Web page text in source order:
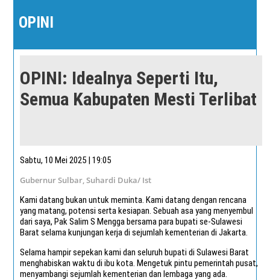
OPINI
OPINI: Idealnya Seperti Itu,
Semua Kabupaten Mesti Terlibat
Sabtu, 10 Mei 2025 | 19:05
Gubernur Sulbar, Suhardi Duka/ Ist
Kami datang bukan untuk meminta. Kami datang dengan rencana
yang matang, potensi serta kesiapan. Sebuah asa yang menyembul
dari saya, Pak Salim S Mengga bersama para bupati se-Sulawesi
Barat selama kunjungan kerja di sejumlah kementerian di Jakarta.
Selama hampir sepekan kami dan seluruh bupati di Sulawesi Barat
menghabiskan waktu di ibu kota. Mengetuk pintu pemerintah pusat,
menyambangi sejumlah kementerian dan lembaga yang ada.